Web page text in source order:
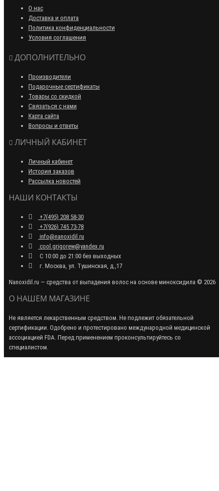
О нас
Доставка и оплата
Политика конфиденциальности
Условия соглашения
ДОПОЛНИТЕЛЬНО
Производители
Подарочные сертификаты
Товары со скидкой
Связаться с нами
Карта сайта
Вопросы и ответы
ЛИЧНЫЙ КАБИНЕТ
Личный кабинет
История заказов
Рассылка новостей
НАШИ КОНТАКТЫ
+7(495) 208 58-30
+7(926) 745 73-78
info@nanoxidil.ru
cool.grigorew@yandex.ru
С 10:00 до 21:00 без выходных
г. Москва, ул. Тушинская, д.,17
Nanoxidil.ru — средства от выпадения волос на основе миноксидила © 2026
О НАШЕМ МАГАЗИНЕ
Не является лекарственным средством. Не подлежит обязательной
сертификации. Одобрено и протестировано международной медицинской
ассоциацией FDA. Перед применением проконсультируйтесь со
специалистом.